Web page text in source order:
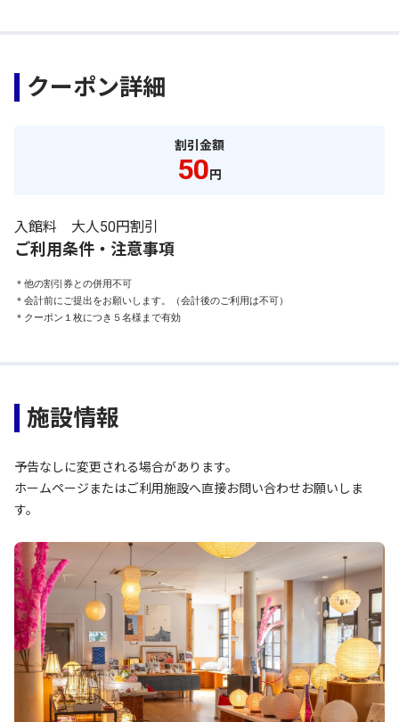
クーポン詳細
割引金額
50円
入館料 大人50円割引
ご利用条件・注意事項
＊他の割引券との併用不可
＊会計前にご提出をお願いします。（会計後のご利用は不可）
＊クーポン１枚につき５名様まで有効
施設情報
予告なしに変更される場合があります。
ホームページまたはご利用施設へ直接お問い合わせお願いしま
す。